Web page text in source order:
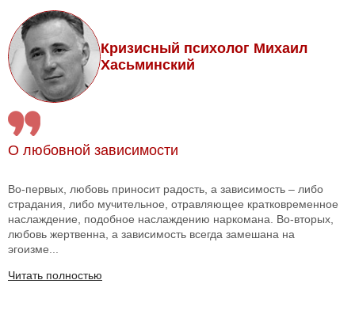
Кризисный психолог Михаил
Хасьминский
О любовной зависимости
Во-первых, любовь приносит радость, а зависимость – либо
страдания, либо мучительное, отравляющее кратковременное
наслаждение, подобное наслаждению наркомана. Во-вторых,
любовь жертвенна, а зависимость всегда замешана на
эгоизме...
Читать полностью